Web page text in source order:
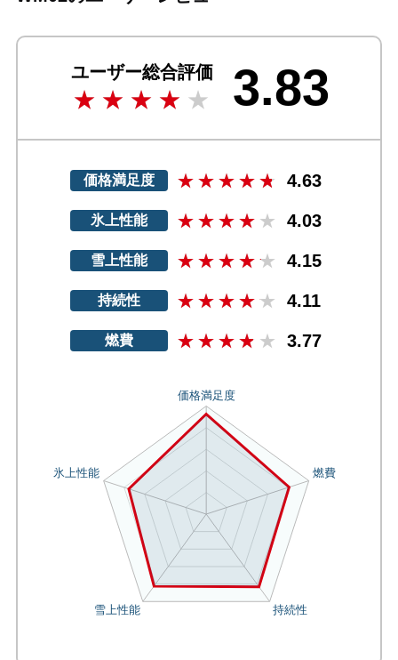
ユーザー総合評価 3.83
価格満足度 4.63
氷上性能 4.03
雪上性能 4.15
持続性 4.11
燃費 3.77